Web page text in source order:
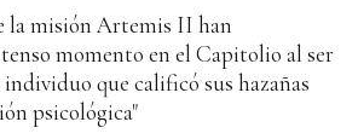
la misión Artemis II han
momento en el Capitolio al ser
que calificó sus hazañas
psicológica"